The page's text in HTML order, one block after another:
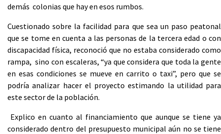
demás colonias que hay en esos rumbos.
Cuestionado sobre la facilidad para que sea un paso peatonal
que se tome en cuenta a las personas de la tercera edad o con
discapacidad física, reconoció que no estaba considerado como
rampa, sino con escaleras, “ya que considera que toda la gente
en esas condiciones se mueve en carrito o taxi”, pero que se
podría analizar hacer el proyecto estimando la utilidad para
este sector de la población.
Explico en cuanto al financiamiento que aunque se tiene ya
considerado dentro del presupuesto municipal aún no se tiene